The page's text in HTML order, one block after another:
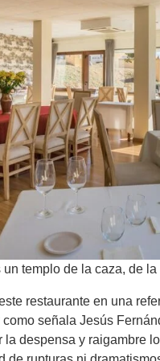
templo de la caza, de
restaurante en una
señala Jesús
despensa y raigambre